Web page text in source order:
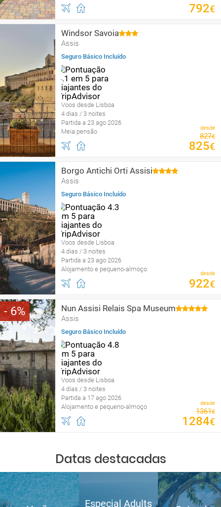
792€
Windsor Savoia
Assis
Seguro Básico Incluído
Voos desde Lisboa
4 dias / 3 noites
Partida a 23 ago 2026
Meia pensão
desde
827€
825€
Borgo Antichi Orti Assisi
Assis
Seguro Básico Incluído
Voos desde Lisboa
4 dias / 3 noites
Partida a 23 ago 2026
Alojamento e pequeno-almoço
desde
922€
6 Nun Assisi Relais Spa Museum
Assis
Seguro Básico Incluído
Voos desde Lisboa
4 dias / 3 noites
Partida a 17 ago 2026
Alojamento e pequeno-almoço
desde
1361€
1284€
Datas destacadas
Especial Adults